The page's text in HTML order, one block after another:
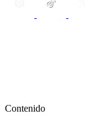
Contenido